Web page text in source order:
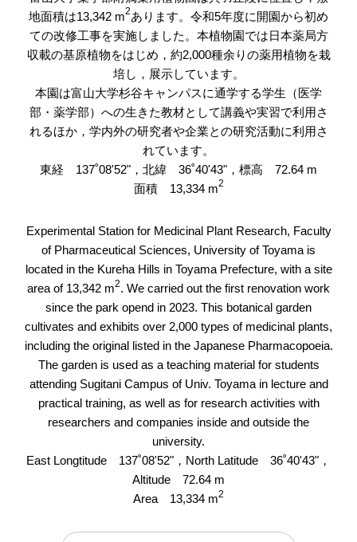
地面積は13,342 m2あります。令和5年度に開園から初め
ての改修工事を実施しました。本植物園では日本薬局方
収載の基原植物をはじめ，約2,000種余りの薬用植物を栽
培し，展示しています。
本園は富山大学杉谷キャンパスに通学する学生（医学
部・薬学部）への生きた教材として講義や実習で利用さ
れるほか，学内外の研究者や企業との研究活動に利用さ
れています。
東経 137˚08'52"，北緯 36˚40'43"，標高 72.64 m
面積 13,334 m2
Experimental Station for Medicinal Plant Research, Faculty
of Pharmaceutical Sciences, University of Toyama is
located in the Kureha Hills in Toyama Prefecture, with a site
area of 13,342 m2. We carried out the first renovation work
since the park opend in 2023. This botanical garden
cultivates and exhibits over 2,000 types of medicinal plants,
including the original listed in the Japanese Pharmacopoeia.
The garden is used as a teaching material for students
attending Sugitani Campus of Univ. Toyama in lecture and
practical training, as well as for research activities with
researchers and companies inside and outside the
university.
East Longtitude 137˚08'52"，North Latitude 36˚40'43"，
Altitude 72.64 m
Area 13,334 m2